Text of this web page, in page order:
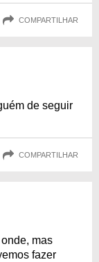
COMPARTILHAR
de seguir
COMPARTILHAR
mas
fazer